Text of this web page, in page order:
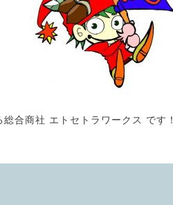
総合商社 エトセトラワークス です！